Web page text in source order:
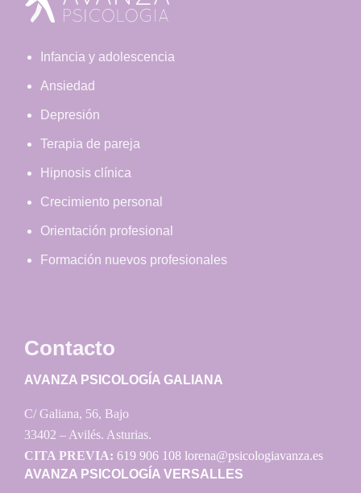
Infancia y adolescencia
Ansiedad
Depresión
Terapia de pareja
Hipnosis clínica
Crecimiento personal
Orientación profesional
Formación nuevos profesionales
Contacto
AVANZA PSICOLOGÍA GALIANA
C/ Galiana, 56, Bajo
33402 – Avilés. Asturias.
CITA PREVIA: 619 906 108 lorena@psicologiavanza.es
AVANZA PSICOLOGÍA VERSALLES